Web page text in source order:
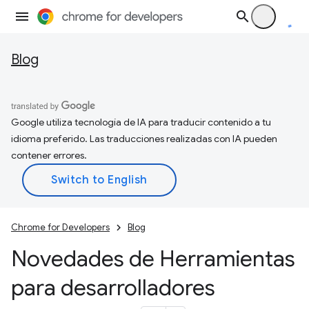
Blog
Google utiliza tecnología de IA para traducir contenido a tu
idioma preferido. Las traducciones realizadas con IA pueden
contener errores.
Chrome for Developers Blog
Novedades de Herramientas
para desarrolladores